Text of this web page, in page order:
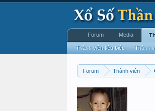
Forum Thành viên
Forum Media
Thành viên tiêu biểu Thành